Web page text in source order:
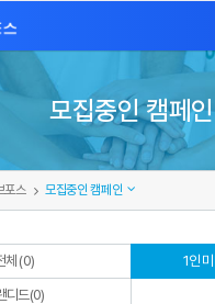
모집중인 캠페인
포스 모집중인 캠페인
체 (0) 1인
디드(0)